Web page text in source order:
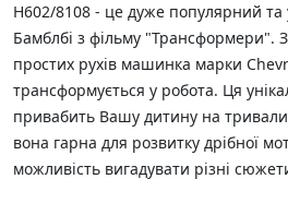
H602/8108 - це дуже популярний
Бамблбі з фільму "Трансформери".
простих рухів машинка марки
трансформується у робота. Ця
привабить Вашу дитину на
вона гарна для розвитку дрібної
можливість вигадувати різні